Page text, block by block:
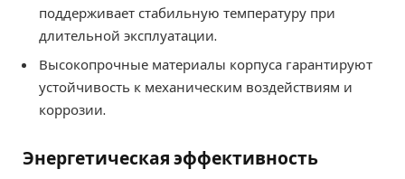
поддерживает стабильную температуру при
длительной эксплуатации.
Высокопрочные материалы корпуса гарантируют
устойчивость к механическим воздействиям и
коррозии.
Энергетическая эффективность